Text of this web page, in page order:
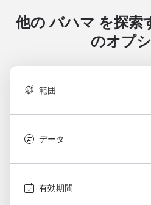
他の バハマ を探索
のオプ
範囲
データ
有効期間